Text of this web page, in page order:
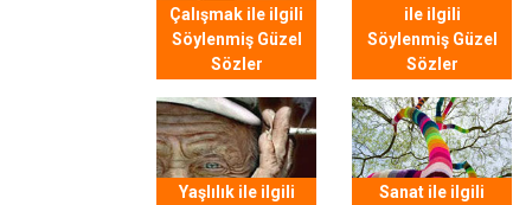
Çalışmak ile ilgili
Söylenmiş Güzel
Sözler
ile ilgili
Söylenmiş Güzel
Sözler
Yaşlılık ile ilgili
Sanat ile ilgili